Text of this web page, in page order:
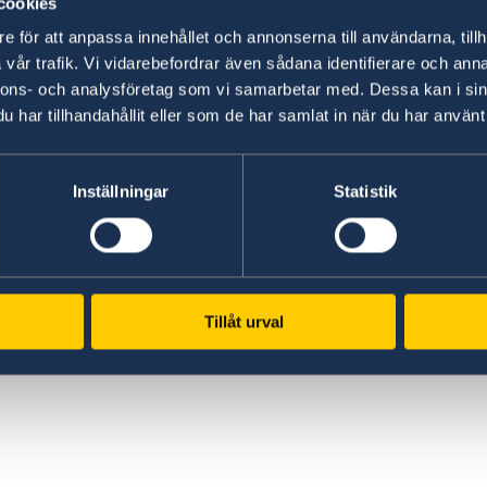
för att anpassa innehållet och annonserna till användarna,
trafik. Vi vidarebefordrar även sådana identifierare och
och analysföretag som vi samarbetar med. Dessa kan i
har tillhandahållit eller som de har samlat in när du har
Inställningar Statistik
Tillåt urval